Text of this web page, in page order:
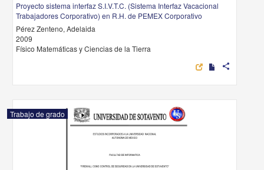
Proyecto sistema interfaz S.I.V.T.C. (Sistema Interfaz Vacacional
Trabajadores Corporativo) en R.H. de PEMEX Corporativo
Pérez Zenteno, Adelaida
2009
Físico Matemáticas y Ciencias de la Tierra
share
Trabajo de grado